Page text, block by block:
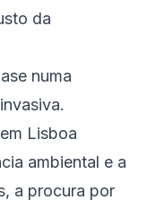
da
numa
Lisboa
ambiental e a
a procura por